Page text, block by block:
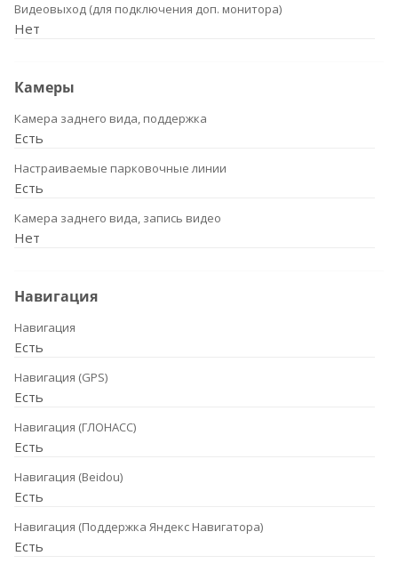
Видеовыход (для подключения доп. монитора)
Нет
Камеры
Камера заднего вида, поддержка
Есть
Настраиваемые парковочные линии
Есть
Камера заднего вида, запись видео
Нет
Навигация
Навигация
Есть
Навигация (GPS)
Есть
Навигация (ГЛОНАСС)
Есть
Навигация (Beidou)
Есть
Навигация (Поддержка Яндекс Навигатора)
Есть